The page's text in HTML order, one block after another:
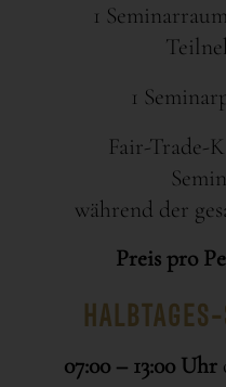
1
1
Fair-Trade-
während der
Preis pro
07:00 – 13:00 Uhr